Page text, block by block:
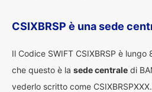
CSIXBRSP è una sede
Il Codice SWIFT CSIXBRSP è
che questo è la sede centrale di
vederlo scritto come CSIXBRSPXXX.